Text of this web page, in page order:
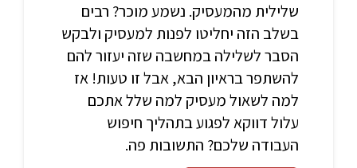
שלילית מהמעסיק. נשמע מוכר? רבים
בשלב הזה יחליטו לפנות למעסיק ולבקש
הסבר לשלילה במחשבה שזה יעזור להם
להשתפר בראיון הבא, אבל זו טעות! אז
למה לשאול מעסיק למה שלל אתכם
עלול דווקא לפגוע בתהליך חיפוש
העבודה שלכם? התשובות פה.